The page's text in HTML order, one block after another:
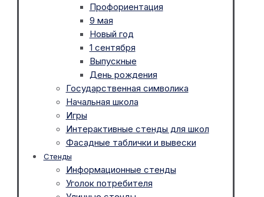
Профориентация
9 мая
Новый год
1 сентября
Выпускные
День рождения
Государственная символика
Начальная школа
Игры
Интерактивные стенды для школ
Фасадные таблички и вывески
Стенды
Информационные стенды
Уголок потребителя